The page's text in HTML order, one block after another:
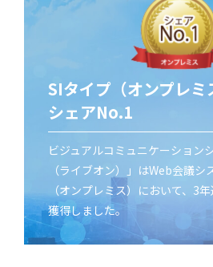
SIタイプ（オンプレ
シェアNo.1
ビジュアルコミュニケーション
（ライブオン）」はWeb会議シ
（オンプレミス）において、3
獲得しました。